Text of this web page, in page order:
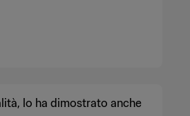
lo ha dimostrato anche